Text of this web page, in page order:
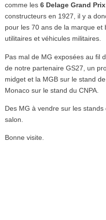
comme les 6 Delage Grand Prix
constructeurs en 1927, il y a
pour les 70 ans de la marque et
utilitaires et véhicules militaires.
Pas mal de MG exposées au fil
de notre partenaire GS27, un
midget et la MGB sur le stand
Monaco sur le stand du CNPA.
Des MG à vendre sur les
salon.
Bonne visite.